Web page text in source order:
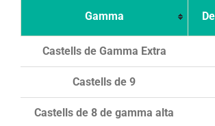
Gamma
Castells de Gamma Extra
Castells de 9
Castells de 8 de gamma alta